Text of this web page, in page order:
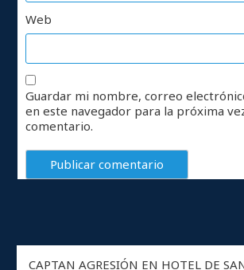
Web
Guardar mi nombre, correo
en este navegador para la próxima
comentario.
CAPTAN AGRESIÓN EN HOTEL DE